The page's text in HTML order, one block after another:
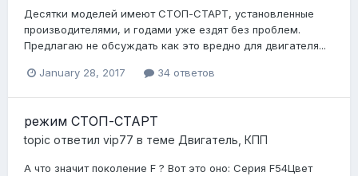
Десятки моделей имеют СТОП-СТАРТ, установленные
производителями, и годами уже ездят без проблем.
Предлагаю не обсуждать как это вредно для двигателя...
January 28, 2017 34 ответов
режим СТОП-СТАРТ
topic ответил vip77 в теме Двигатель, КПП
А что значит поколение F ? Вот это оно: Серия F54Цвет